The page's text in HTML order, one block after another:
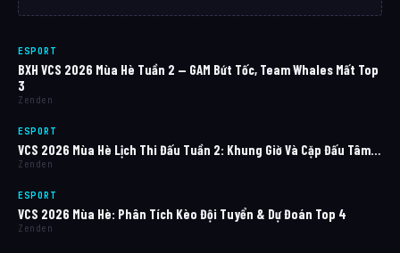
ESPORT
BXH VCS 2026 Mùa Hè Tuần 2 — GAM Bứt Tốc, Team Whales Mất Top
3
Zenden
ESPORT
VCS 2026 Mùa Hè Lịch Thi Đấu Tuần 2: Khung Giờ Và Cặp Đấu Tâm…
Zenden
ESPORT
VCS 2026 Mùa Hè: Phân Tích Kèo Đội Tuyển & Dự Đoán Top 4
Zenden